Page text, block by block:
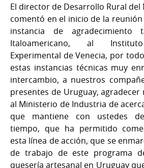
El director de Desarrollo Rural del
comentó en el inicio de la reunión
instancia de
Italoamericano, al
Experimental de Venecia, por
estas instancias técnicas muy
intercambio, a nuestros
presentes de Uruguay,
al Ministerio de Industria de
que mantiene con ustedes
tiempo, que ha permitido
esta línea de acción, que se
de trabajo de este programa
quesería artesanal en Uruguay